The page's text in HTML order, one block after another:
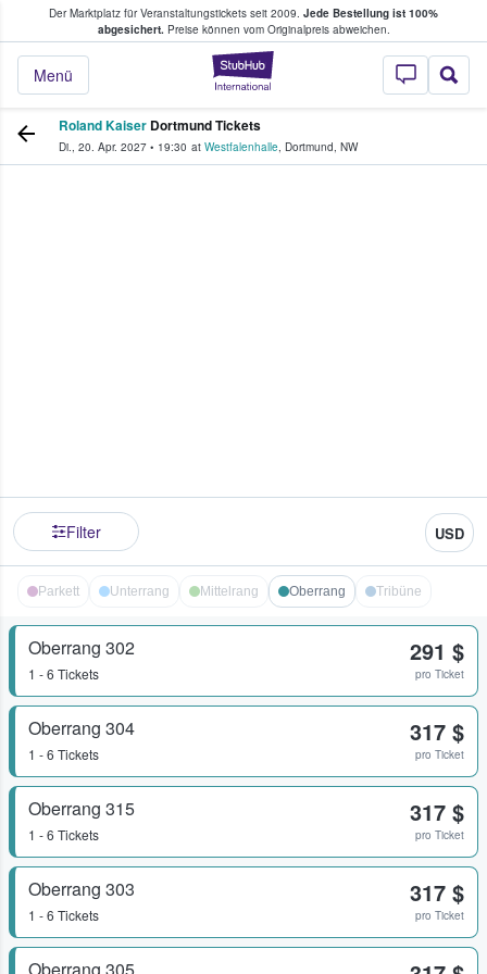
Der Marktplatz für Veranstaltungstickets seit 2009. Jede Bestellung ist 100%
abgesichert.Preise können vom Originalpreis abweichen.
StubHub - Wo
Menü
Tickets kaufen & verkaufen
Roland Kaiser Dortmund Tickets
Di., 20. Apr. 2027 • 19:30 at Westfalenhalle, Dortmund, NW
Filter USD
Parkett Unterrang Mittelrang Oberrang Tribüne
Oberrang 302
1 - 6 Tickets
291 $
pro Ticket
Oberrang 304
1 - 6 Tickets
317 $
pro Ticket
Oberrang 315
1 - 6 Tickets
317 $
pro Ticket
Oberrang 303
1 - 6 Tickets
317 $
pro Ticket